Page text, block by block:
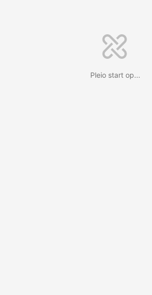
Pleio start op...